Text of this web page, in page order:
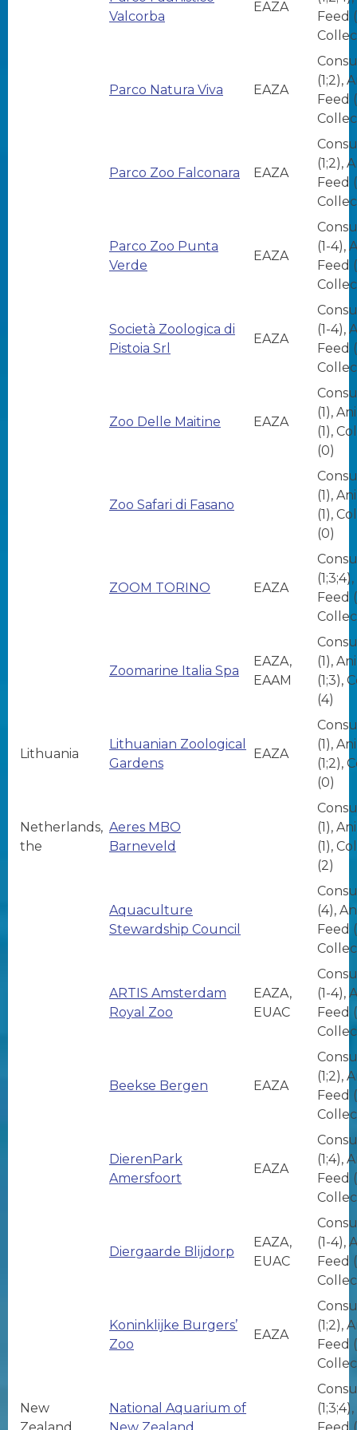
Valcorba
EAZA
Feed
Parco Natura Viva EAZA
(1;2),
Feed
Parco Zoo Falconara EAZA
(1;2),
Feed
Parco Zoo Punta
Verde
EAZA
(1-4),
Feed
Società Zoologica di
Pistoia Srl
EAZA
(1-4),
Feed
Zoo Delle Maitine EAZA
(1),
(1),
(0)
Zoo Safari di Fasano
(1),
(1),
(0)
ZOOM TORINO EAZA
Feed
Zoomarine Italia Spa
EAZA,
EAAM
(1),
(1;3),
(4)
Lithuania
Lithuanian Zoological
Gardens
EAZA
(1),
(1;2),
(0)
Netherlands,
the
Aeres MBO
Barneveld
(1),
(1),
(2)
Aquaculture
Stewardship Council
(4),
Feed
ARTIS Amsterdam
Royal Zoo
EAZA,
EUAC
(1-4),
Feed
Beekse Bergen EAZA
(1;2),
Feed
DierenPark
Amersfoort
EAZA
(1;4),
Feed
Diergaarde Blijdorp
EAZA,
EUAC
(1-4),
Feed
Koninklijke Burgers’
Zoo
EAZA
(1;2),
Feed
New
National Aquarium of